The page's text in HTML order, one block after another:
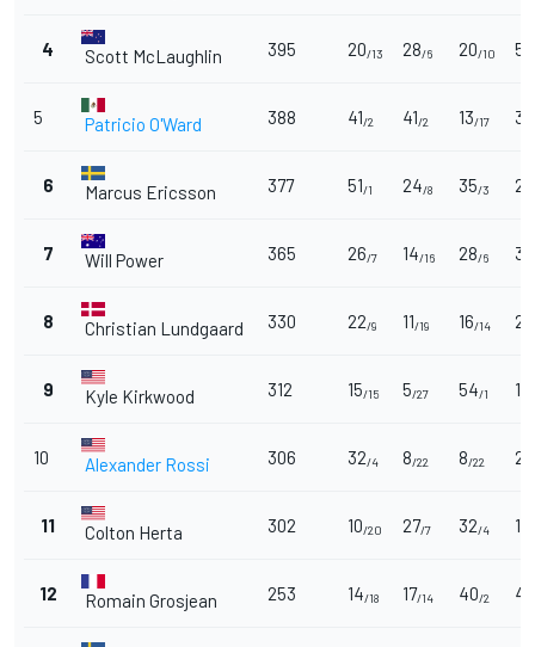
4 Scott McLaughlin 395 20/13 28/6 20/10 51
5 Patricio O'Ward 388 41/2 41/2 13/17 32
6 Marcus Ericsson 377 51/1 24/8 35/3 20
7 Will Power 365 26/7 14/16 28/6 36
8 Christian Lundgaard 330 22/9 11/19 16/14 28
9 Kyle Kirkwood 312 15/15 5/27 54/1 18
10 Alexander Rossi 306 32/4 8/22 8/22 24
11 Colton Herta 302 10/20 27/7 32/4 16
12 Romain Grosjean 253 14/18 17/14 40/2 44